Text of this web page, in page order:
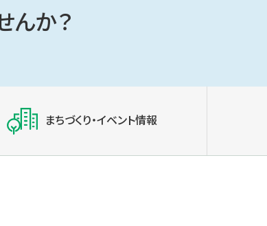
んか？
まちづくり・イベント情報